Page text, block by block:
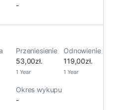
-
Przeniesienie
53,00zł.
1 Year
Odnowienie
119,00zł.
1 Year
Okres wykupu
-